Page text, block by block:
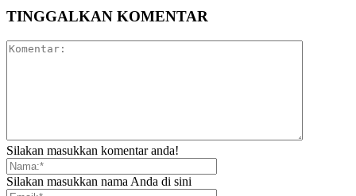
TINGGALKAN KOMENTAR
Silakan masukkan komentar anda!
Silakan masukkan nama Anda di sini